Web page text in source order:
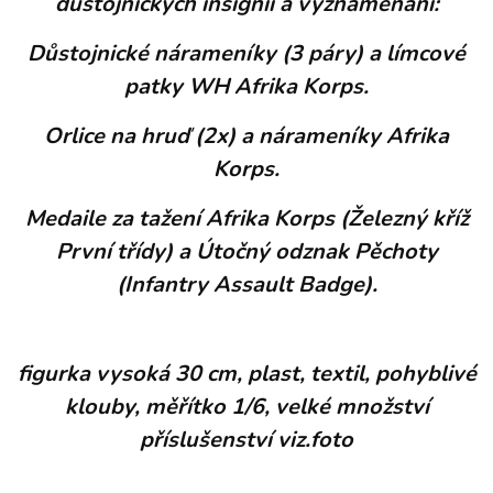
Důstojnické nárameníky (3 páry) a límcové
patky WH Afrika Korps.
Orlice na hruď (2x) a nárameníky Afrika
Korps.
Medaile za tažení Afrika Korps (Železný kříž
První třídy) a Útočný odznak Pěchoty
(Infantry Assault Badge).
figurka vysoká 30 cm, plast, textil, pohyblivé
klouby, měřítko 1/6, velké množství
příslušenství viz.foto